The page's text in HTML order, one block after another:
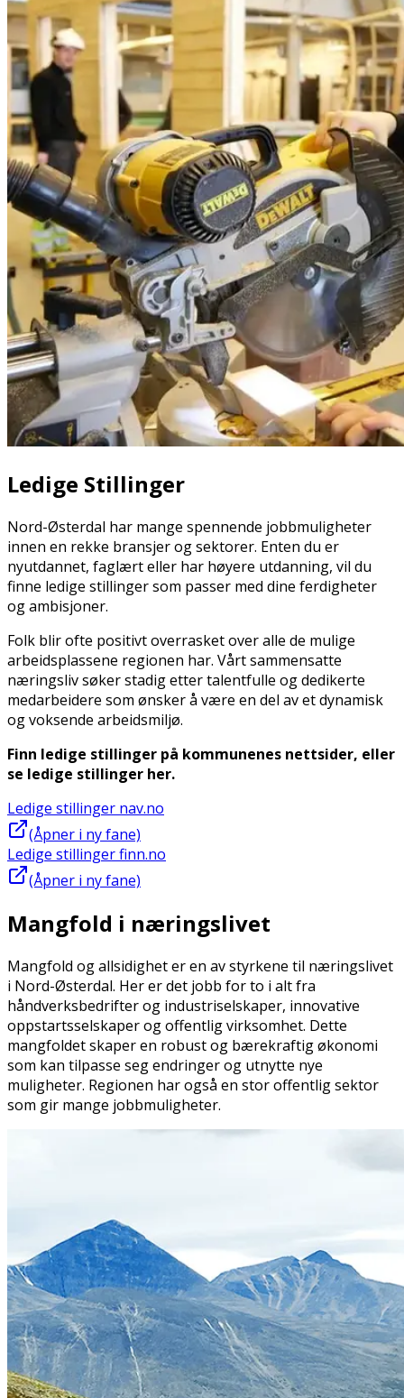
Ledige Stillinger
Nord-Østerdal har mange spennende jobbmuligheter
innen en rekke bransjer og sektorer. Enten du er
nyutdannet, faglært eller har høyere utdanning, vil du
finne ledige stillinger som passer med dine ferdigheter
og ambisjoner.
Folk blir ofte positivt overrasket over alle de mulige
arbeidsplassene regionen har. Vårt sammensatte
næringsliv søker stadig etter talentfulle og dedikerte
medarbeidere som ønsker å være en del av et dynamisk
og voksende arbeidsmiljø.
Finn ledige stillinger på kommunenes nettsider, eller
se ledige stillinger her.
Ledige stillinger nav.no
(Åpner i ny fane)
Ledige stillinger finn.no
(Åpner i ny fane)
Mangfold i næringslivet
Mangfold og allsidighet er en av styrkene til næringslivet
i Nord-Østerdal. Her er det jobb for to i alt fra
håndverksbedrifter og industriselskaper, innovative
oppstartsselskaper og offentlig virksomhet. Dette
mangfoldet skaper en robust og bærekraftig økonomi
som kan tilpasse seg endringer og utnytte nye
muligheter. Regionen har også en stor offentlig sektor
som gir mange jobbmuligheter.